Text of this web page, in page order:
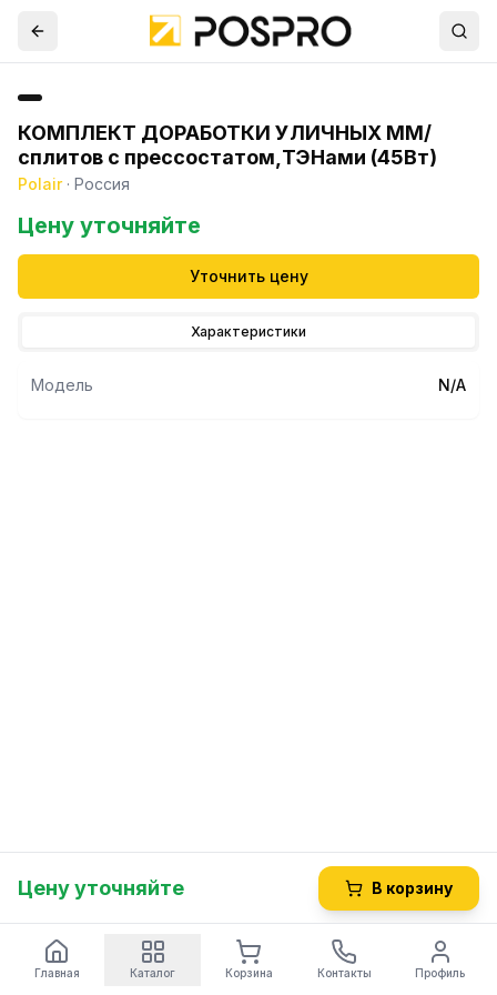
КОМПЛЕКТ ДОРАБОТКИ УЛИЧНЫХ MM/
сплитов с прессостатом,ТЭНами (45Вт)
Polair· Россия
Цену уточняйте
Уточнить цену
Характеристики
Модель N/A
Цену уточняйте В корзину
Главная Каталог Корзина Контакты Профиль